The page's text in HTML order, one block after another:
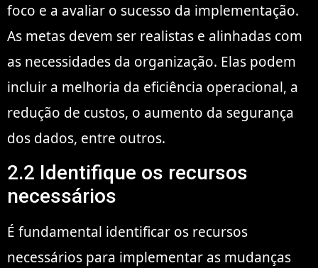
foco e a avaliar o sucesso da implementação.
As metas devem ser realistas e alinhadas com
as necessidades da organização. Elas podem
incluir a melhoria da eficiência operacional, a
redução de custos, o aumento da segurança
dos dados, entre outros.
2.2 Identifique os recursos
necessários
É fundamental identificar os recursos
necessários para implementar as mudanças